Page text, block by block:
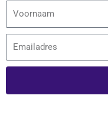
Voornaam